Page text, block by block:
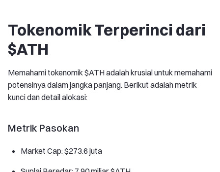
Tokenomik Terperinci dari
$ATH
Memahami tokenomik $ATH adalah krusial untuk memahami
potensinya dalam jangka panjang. Berikut adalah metrik
kunci dan detail alokasi:
Metrik Pasokan
Market Cap: $273.6 juta